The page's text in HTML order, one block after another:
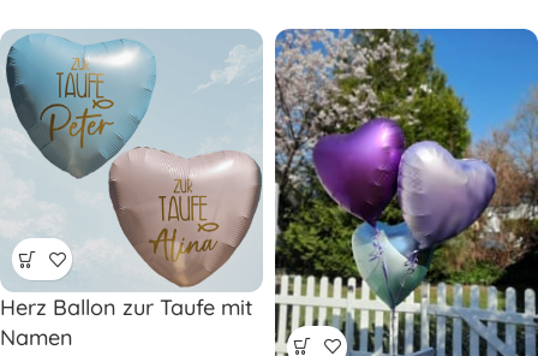
Herz Ballon zur Taufe mit
Namen